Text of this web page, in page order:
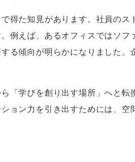
得た知見があります。社員のス
例えば、あるオフィスではソ
る傾向が明らかになりました
「学びを創り出す場所」へと転
ョン力を引き出すためには、空